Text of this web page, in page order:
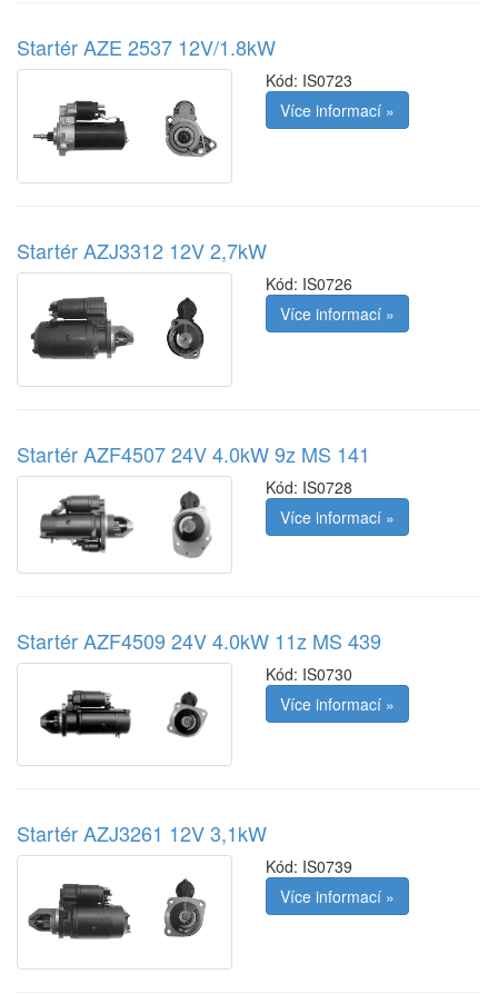
Startér AZE 2537 12V/1.8kW
Kód: IS0723
Více informací »
Startér AZJ3312 12V 2,7kW
Kód: IS0726
Více informací »
Startér AZF4507 24V 4.0kW 9z MS 141
Kód: IS0728
Více informací »
Startér AZF4509 24V 4.0kW 11z MS 439
Kód: IS0730
Více informací »
Startér AZJ3261 12V 3,1kW
Kód: IS0739
Více informací »